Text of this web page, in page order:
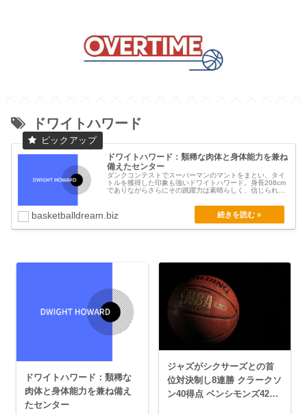
ドワイトハワード
ドワイトハワード：類稀な肉体と身体能力を兼ね
備えたセンター
ダンクコンテストでスーパーマンのマントをまとい、タイ
トルを獲得した印象も強いドワイトハワード。身長208cm
でありながらさらにその跳躍力は素晴らしく、信じられ
basketballdream.biz
ドワイトハワード：類稀な
肉体と身体能力を兼ね備え
たセンター
ジャズがシクサーズとの首
位対決制し8連勝 クラークソ
ン40得点 ベンシモンズ42得